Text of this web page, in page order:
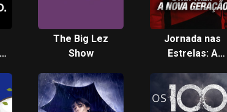
The Big Lez
Show
Jornada nas
Estrelas: A